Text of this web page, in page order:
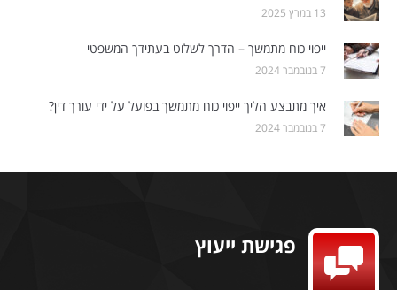
13 במרץ 2025
ייפוי כוח מתמשך – הדרך לשלוט בעתידך המשפטי
7 בנובמבר 2024
איך מתבצע הליך ייפוי כוח מתמשך בפועל על ידי עורך דין?
7 בנובמבר 2024
פגישת ייעוץ